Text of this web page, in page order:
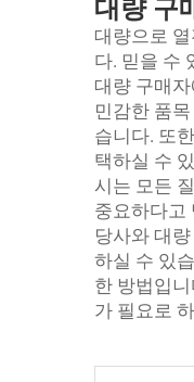
대량 구
대량으로
다. 믿을 수
대량 구매
민감한 품
습니다. 또
택하실 수
시는 모든
중요하다고
당사와 대
하실 수 있
한 방법입
가 필요로